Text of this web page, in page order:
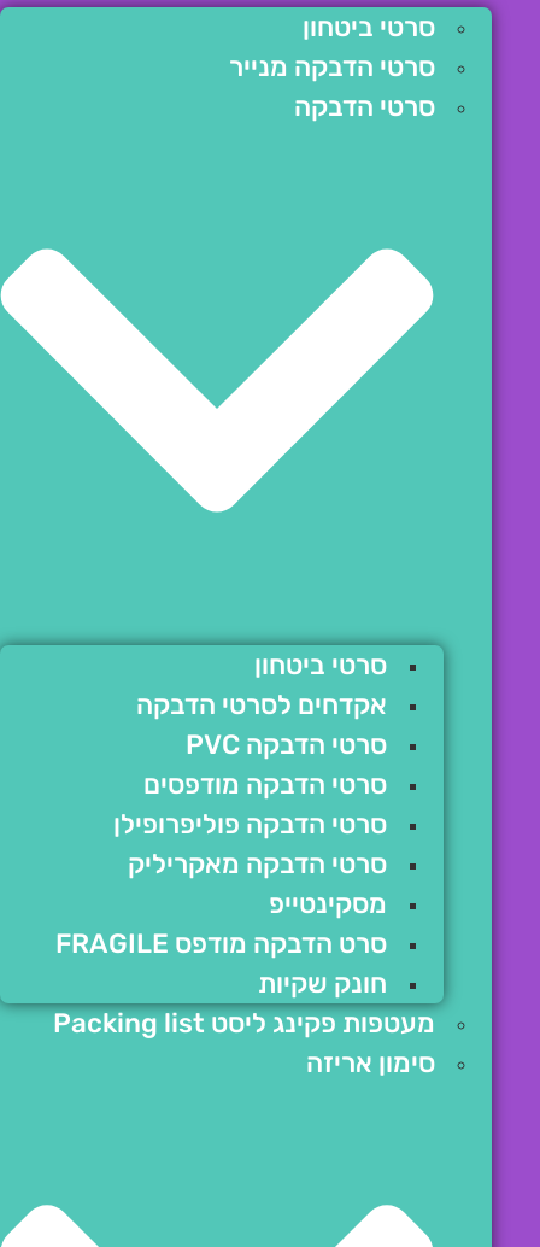
סרטי ביטחון
סרטי הדבקה מנייר
סרטי הדבקה
סרטי ביטחון
אקדחים לסרטי הדבקה
סרטי הדבקה PVC
סרטי הדבקה מודפסים
סרטי הדבקה פוליפרופילן
סרטי הדבקה מאקריליק
מסקינטייפ
סרט הדבקה מודפס FRAGILE
חונק שקיות
מעטפות פקינג ליסט Packing list
סימון אריזה